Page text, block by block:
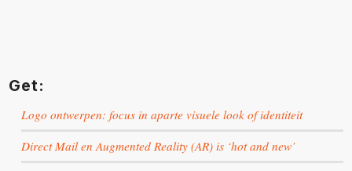
Get:
Logo ontwerpen: focus in aparte visuele look of identiteit
Direct Mail en Augmented Reality (AR) is ‘hot and new’